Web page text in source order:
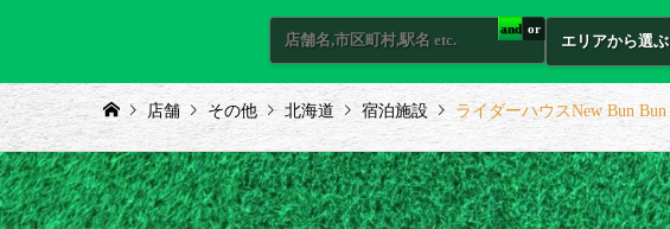
and or
エリアから選ぶ
店舗 その他 北海道 宿泊施設 ライダーハウスNew Bun Bun